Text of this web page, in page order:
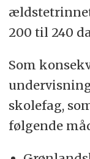
200 til 240
Som
skolefag,
følgende